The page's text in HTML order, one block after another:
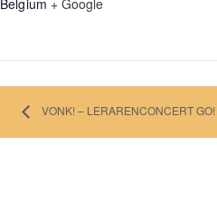
VONK! – LERARENCONCERT